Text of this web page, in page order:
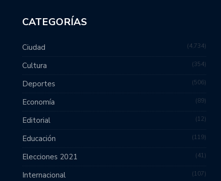
CATEGORÍAS
Ciudad 4,734
Cultura 354
Deportes 506
Economía 89
Editorial 12
Educación 119
Elecciones 2021 41
Internacional 107